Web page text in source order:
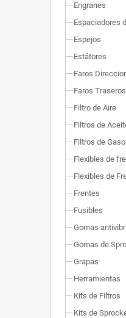
Engranes
Espaciadores
Espejos
Estátores
Faros
Faros Traseros
Filtro de Aire
Filtros de
Filtros de
Flexibles de
Flexibles de
Frentes
Fusibles
Gomas
Gomas de
Grapas
Herramientas
Kits de Filtros
Kits de